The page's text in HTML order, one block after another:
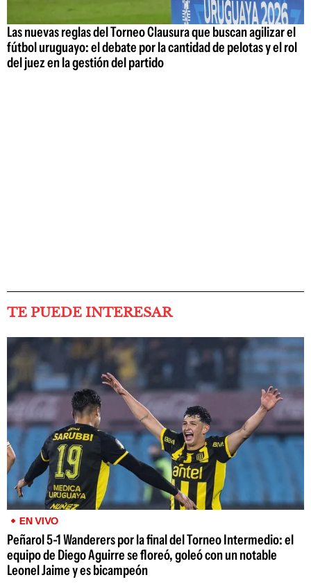
Las nuevas reglas del Torneo Clausura que buscan agilizar el
fútbol uruguayo: el debate por la cantidad de pelotas y el rol
del juez en la gestión del partido
TE PUEDE INTERESAR
EN VIVO
Peñarol 5-1 Wanderers por la final del Torneo Intermedio: el
equipo de Diego Aguirre se floreó, goleó con un notable
Leonel Jaime y es bicampeón